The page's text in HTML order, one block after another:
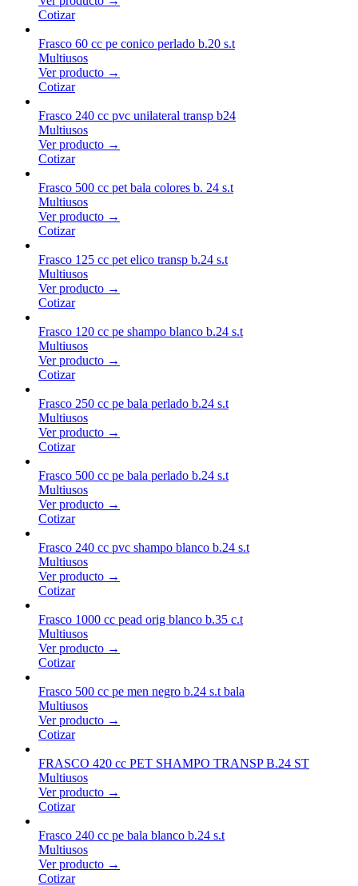
Cotizar
Frasco 60 cc pe conico perlado b.20 s.t
Multiusos
Ver producto →
Cotizar
Frasco 240 cc pvc unilateral transp b24
Multiusos
Ver producto →
Cotizar
Frasco 500 cc pet bala colores b. 24 s.t
Multiusos
Ver producto →
Cotizar
Frasco 125 cc pet elico transp b.24 s.t
Multiusos
Ver producto →
Cotizar
Frasco 120 cc pe shampo blanco b.24 s.t
Multiusos
Ver producto →
Cotizar
Frasco 250 cc pe bala perlado b.24 s.t
Multiusos
Ver producto →
Cotizar
Frasco 500 cc pe bala perlado b.24 s.t
Multiusos
Ver producto →
Cotizar
Frasco 240 cc pvc shampo blanco b.24 s.t
Multiusos
Ver producto →
Cotizar
Frasco 1000 cc pead orig blanco b.35 c.t
Multiusos
Ver producto →
Cotizar
Frasco 500 cc pe men negro b.24 s.t bala
Multiusos
Ver producto →
Cotizar
FRASCO 420 cc PET SHAMPO TRANSP B.24 ST
Multiusos
Ver producto →
Cotizar
Frasco 240 cc pe bala blanco b.24 s.t
Multiusos
Ver producto →
Cotizar